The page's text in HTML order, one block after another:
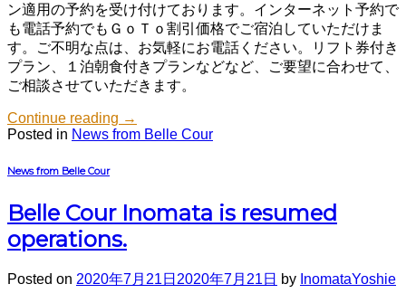
ン適用の予約を受け付けております。インターネット予約で
も電話予約でもＧｏＴｏ割引価格でご宿泊していただけま
す。ご不明な点は、お気軽にお電話ください。リフト券付き
プラン、１泊朝食付きプランなどなど、ご要望に合わせて、
ご相談させていただきます。
Continue reading →
Posted in News from Belle Cour
News from Belle Cour
Belle Cour Inomata is resumed
operations.
Posted on 2020年7月21日 2020年7月21日 by InomataYoshie